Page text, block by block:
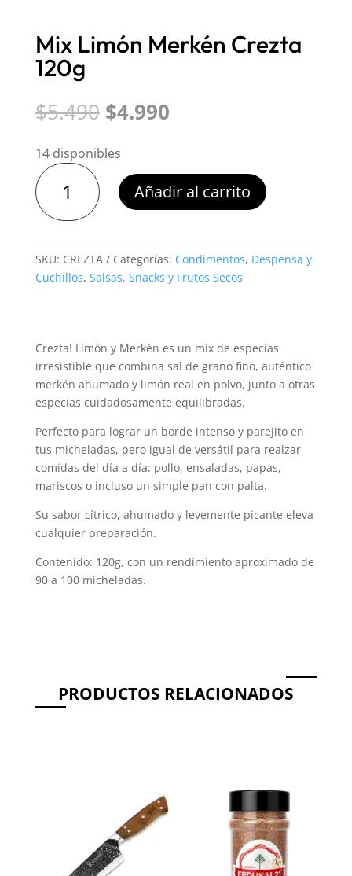
Mix Limón Merkén Crezta
120g
$5.490 El
precio
original
era:
$5.490.
$4.990El
$4.990.
14 disponibles
Mix
Limón
Merkén
Crezta
120g
cantidad
Añadir al carrito
SKU: CREZTA Categorías: Condimentos, Despensa y
Cuchillos, Salsas, Snacks y Frutos Secos
Crezta! Limón y Merkén es un mix de especias
irresistible que combina sal de grano fino, auténtico
merkén ahumado y limón real en polvo, junto a otras
especias cuidadosamente equilibradas.
Perfecto para lograr un borde intenso y parejito en
tus micheladas, pero igual de versátil para realzar
comidas del día a día: pollo, ensaladas, papas,
mariscos o incluso un simple pan con palta.
Su sabor cítrico, ahumado y levemente picante eleva
cualquier preparación.
Contenido: 120g, con un rendimiento aproximado de
90 a 100 micheladas.
PRODUCTOS RELACIONADOS